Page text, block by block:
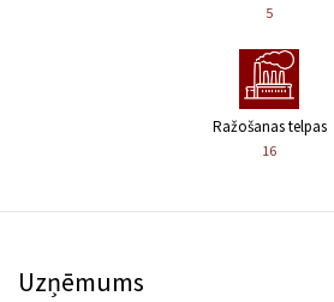
5
Ražošanas telpas
16
Uzņēmums